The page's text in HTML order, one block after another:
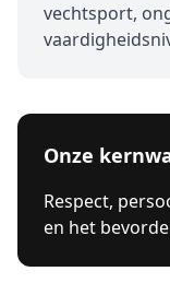
vechtsport,
Onze
Respect,
en het